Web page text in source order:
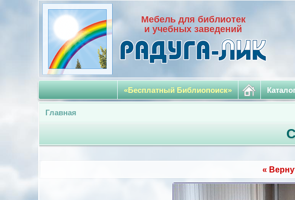
Мебель для библиотек
и учебных заведений
«Бесплатный Библиопоиск»
Главная
«